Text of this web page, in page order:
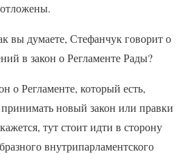
вы думаете, Стефанчук говорит о
в закон о Регламенте Рады?
Регламенте, который есть,
новый закон или правки
тут стоит идти в сторону
внутрипарламентского